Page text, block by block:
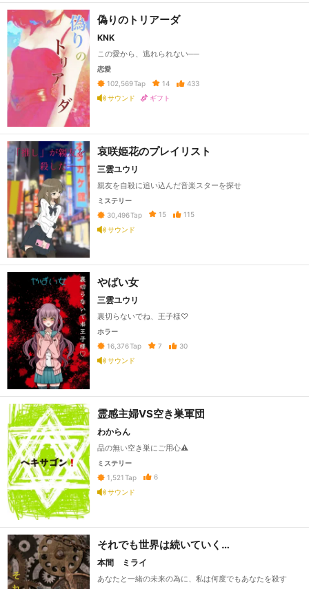
偽りのトリアーダ
KNK
この愛から、逃れられない──
恋愛
102,569Tap 14
433
サウンド
ギフト
哀咲姫花のプレイリスト
三雲ユウリ
親友を自殺に追い込んだ音楽スターを探せ
ミステリー
30,496Tap 15
115
サウンド
やばい女
三雲ユウリ
裏切らないでね、王子様♡
ホラー
16,376Tap 7
30
サウンド
霊感主婦VS空き巣軍団
わからん
品の無い空き巣にご用心⚠️
ミステリー
1,521 Tap
6
サウンド
それでも世界は続いていく…
本間 ミライ
あなたと一緒の未来の為に、私は何度でもあなたを殺す